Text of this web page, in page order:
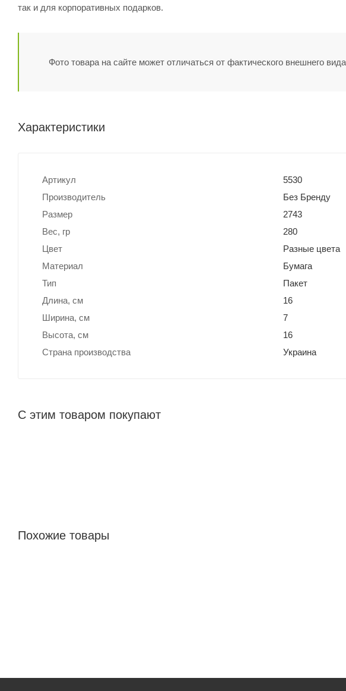
так и для корпоративных подарков.
Фото товара на сайте может отличаться от фактического внешнего
Характеристики
Артикул
5530
Производитель
Без Бренду
Размер
2743
Вес, гр
280
Цвет
Разные цвета
Материал
Бумага
Тип
Пакет
Длина, cм
16
Ширина, cм
7
Высота, см
16
Страна производства
Украина
С этим товаром покупают
Похожие товары